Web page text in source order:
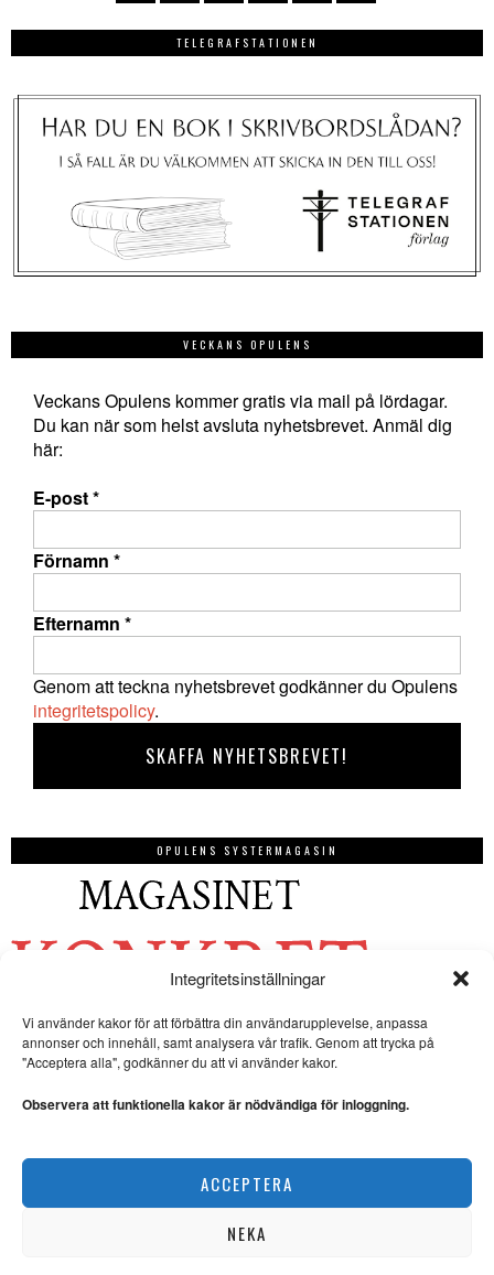
Integritetsinställningar
Vi använder kakor för att förbättra din användarupplevelse, anpassa
annonser och innehåll, samt analysera vår trafik. Genom att trycka på
"Acceptera alla", godkänner du att vi använder kakor.
Observera att funktionella kakor är nödvändiga för inloggning.
ACCEPTERA
NEKA
TELEGRAFSTATIONEN
VECKANS OPULENS
Veckans Opulens kommer gratis via mail på lördagar.
Du kan när som helst avsluta nyhetsbrevet. Anmäl dig
här:
E-post*
Förnamn *
Efternamn *
Genom att teckna nyhetsbrevet godkänner du Opulens
integritetspolicy.
OPULENS SYSTERMAGASIN